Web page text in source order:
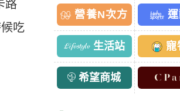
路
吃
營養N次方
生活站 寵
希望商城